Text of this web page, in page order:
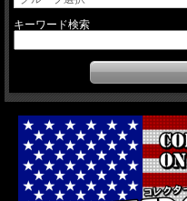
キーワード検索